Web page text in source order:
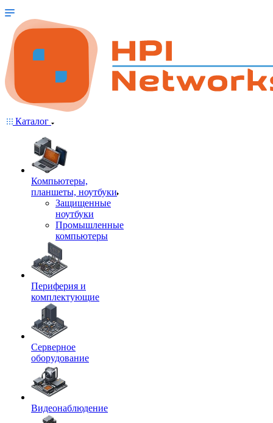
Каталог
Компьютеры,
планшеты, ноутбуки
Защищенные
ноутбуки
Промышленные
компьютеры
Периферия и
комплектующие
Серверное
оборудование
Видеонаблюдение